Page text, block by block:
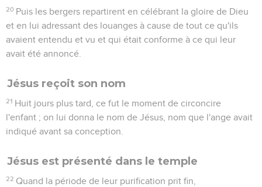
20 Puis les bergers repartirent en célébrant la gloire de Dieu
et en lui adressant des louanges à cause de tout ce qu'ils
avaient entendu et vu et qui était conforme à ce qui leur
avait été annoncé.
Jésus reçoit son nom
21 Huit jours plus tard, ce fut le moment de circoncire
l'enfant ; on lui donna le nom de Jésus, nom que l'ange avait
indiqué avant sa conception.
Jésus est présenté dans le temple
22 Quand la période de leur purification prit fin,